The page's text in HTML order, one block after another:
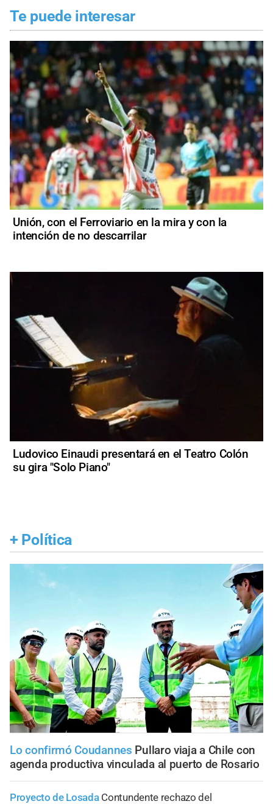
Te puede interesar
Unión, con el Ferroviario en la mira y con la
intención de no descarrilar
Ludovico Einaudi presentará en el Teatro Colón
su gira "Solo Piano"
+ Política
Lo confirmó Coudannes Pullaro viaja a Chile con
agenda productiva vinculada al puerto de Rosario
Proyecto de Losada Contundente rechazo del